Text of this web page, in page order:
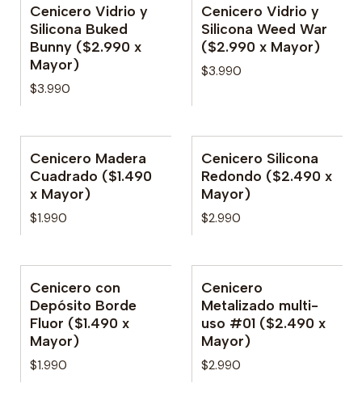
Cenicero Vidrio y
Silicona Buked
Bunny ($2.990 x
Mayor)
$3.990
Cenicero Vidrio y
Silicona Weed War
($2.990 x Mayor)
$3.990
Cenicero Madera
Cuadrado ($1.490
x Mayor)
$1.990
No disponible
Cenicero Silicona
Redondo ($2.490 x
Mayor)
$2.990
No disponible
Cenicero con
Depósito Borde
Fluor ($1.490 x
Mayor)
$1.990
No disponible
Cenicero
Metalizado multi-
uso #01 ($2.490 x
Mayor)
$2.990